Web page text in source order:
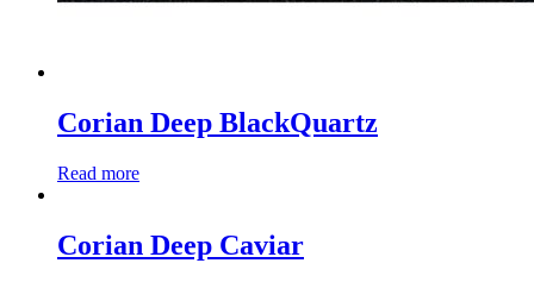
Corian Deep BlackQuartz
Read more
Corian Deep Caviar